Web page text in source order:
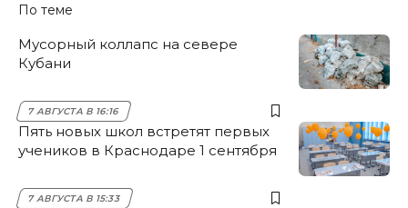
По теме
Мусорный коллапс на севере
Кубани
7 АВГУСТА В 16:16
Пять новых школ встретят первых
учеников в Краснодаре 1 сентября
7 АВГУСТА В 15:33